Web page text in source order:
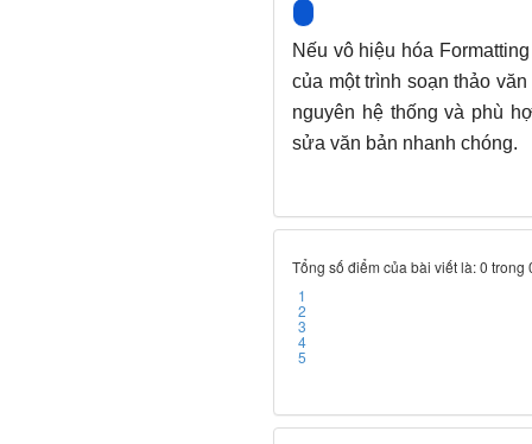
Nếu vô hiệu hóa
của một trình soạn thảo
nguyên hệ thống và phù
sửa văn bản nhanh chóng.
Tổng số điểm của bài viết là: 0 trong
1
2
3
4
5